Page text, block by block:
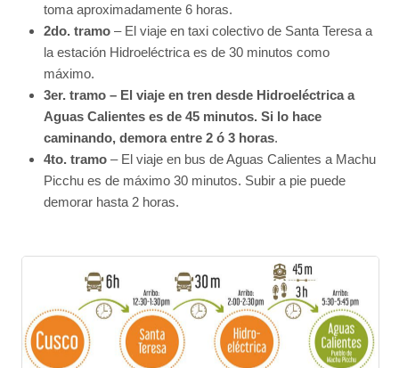
toma aproximadamente 6 horas.
2do. tramo– El viaje en taxi colectivo de Santa Teresa a
la estación Hidroeléctrica es de 30 minutos como
máximo.
3er. tramo – El viaje en tren desde Hidroeléctrica a
Aguas Calientes es de 45 minutos. Si lo hace
caminando, demora entre 2 ó 3 horas.
4to. tramo– El viaje en bus de Aguas Calientes a Machu
Picchu es de máximo 30 minutos. Subir a pie puede
demorar hasta 2 horas.